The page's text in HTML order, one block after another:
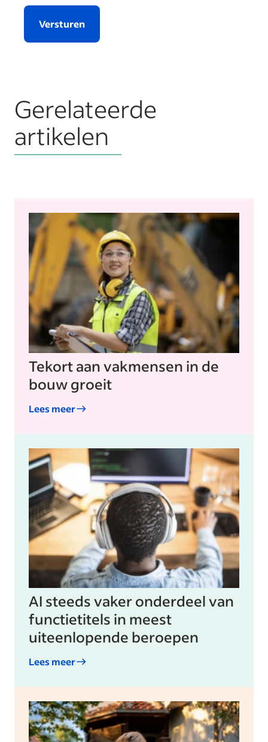
Versturen
Gerelateerde
artikelen
Tekort aan vakmensen in de
bouw groeit
Lees meer
AI steeds vaker onderdeel van
functietitels in meest
uiteenlopende beroepen
Lees meer